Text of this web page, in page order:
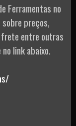
Ferramentas no
preços,
frete entre outras
link abaixo.